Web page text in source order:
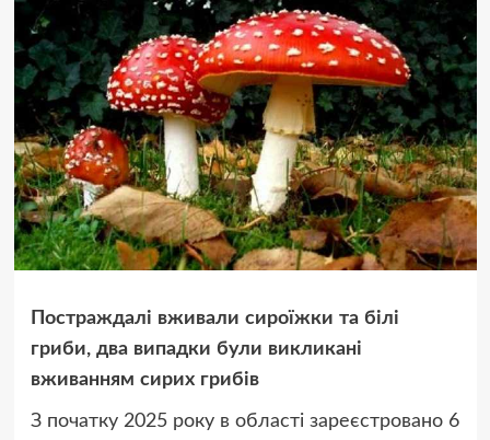
Постраждалі вживали сироїжки та білі
гриби, два випадки були викликані
вживанням сирих грибів
З початку 2025 року в області зареєстровано 6